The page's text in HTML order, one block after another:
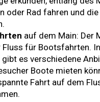
oder Rad fahren und
auf dem Main: Der
Fluss für Bootsfahrten.
gibt es verschiedene
Boote mieten
Fahrt auf dem